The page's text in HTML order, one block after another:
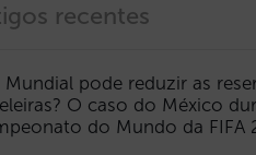
recentes
Mundial pode reduzir as
O caso do México
do Mundo da FIFA